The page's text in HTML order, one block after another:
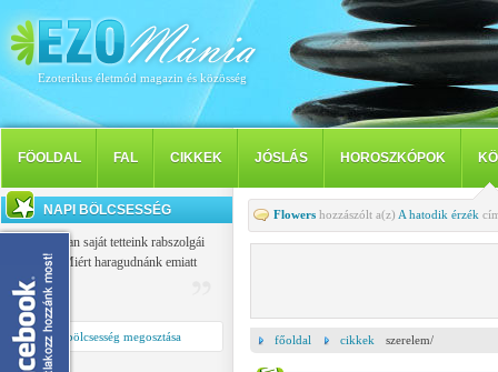
Ezoterikus életmód magazin és közösség
FÖOLDAL FAL CIKKEK JÓSLÁS HOROSZKÓPOK
NAPI BÖLCSESSÉG
Mindannyian saját tetteink rabszolgái
vagyunk: Miért haragudnánk emiatt
másokra?
Buiddha
Napi bölcsesség megosztása
Flowers hozzászólt a(z) A hatodik érzék
főoldal cikkek szerelem/